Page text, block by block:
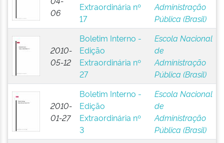
06
Extraordinária nº
17
Administração
Pública (Brasil)
2010-
05-12
Boletim Interno -
Edição
Extraordinária nº
27
Escola Nacional
de
Administração
Pública (Brasil)
2010-
01-27
Boletim Interno -
Edição
Extraordinária nº
3
Escola Nacional
de
Administração
Pública (Brasil)